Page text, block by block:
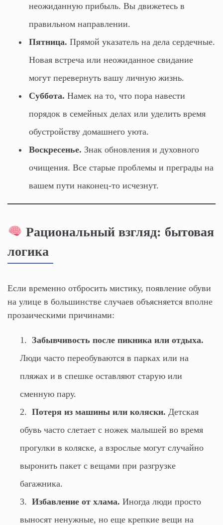
неожиданную прибыль. Вы движетесь в
правильном направлении.
Пятница. Прямой указатель на дела сердечные.
Новая встреча или неожиданное свидание
могут перевернуть вашу личную жизнь.
Суббота. Намек на то, что пора навести
порядок в семейных делах или уделить время
обустройству домашнего уюта.
Воскресенье. Знак обновления и духовного
очищения. Все старые проблемы и преграды на
вашем пути наконец-то исчезнут.
Рациональный взгляд: бытовая
логика
Если временно отбросить мистику, появление обуви
на улице в большинстве случаев объясняется вполне
прозаическими причинами:
Забывчивость после пикника или отдыха.
Люди часто переобуваются в парках или на
пляжах и в спешке оставляют старую или
сменную пару.
Потеря из машины или коляски. Детская
обувь часто слетает с ножек малышей во время
прогулки в коляске, а взрослые могут случайно
выронить пакет с вещами при разгрузке
багажника.
Избавление от хлама. Иногда люди просто
выносят ненужные, но еще крепкие вещи на